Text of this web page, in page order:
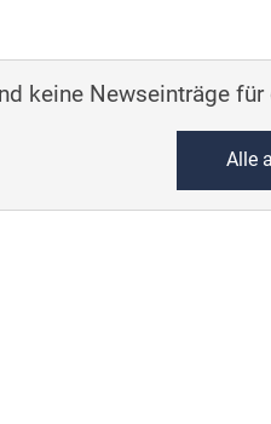
keine Newseinträge
Alle